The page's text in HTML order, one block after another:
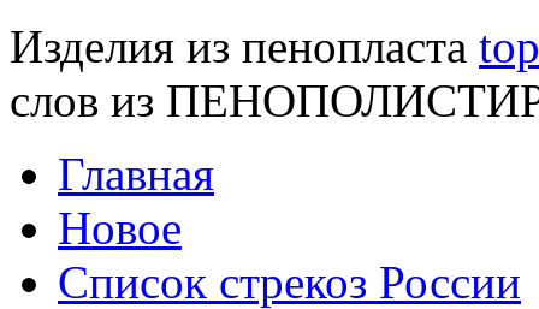
Изделия из пенопласта
слов из
Главная
Новое
Список стрекоз России